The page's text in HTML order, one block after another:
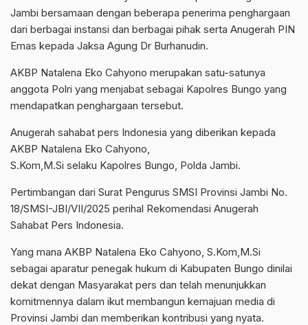
Jambi bersamaan dengan beberapa penerima penghargaan
dari berbagai instansi dan berbagai pihak serta Anugerah PIN
Emas kepada Jaksa Agung Dr Burhanudin.
AKBP Natalena Eko Cahyono merupakan satu-satunya
anggota Polri yang menjabat sebagai Kapolres Bungo yang
mendapatkan penghargaan tersebut.
Anugerah sahabat pers Indonesia yang diberikan kepada
AKBP Natalena Eko Cahyono,
S.Kom,M.Si selaku Kapolres Bungo, Polda Jambi.
Pertimbangan dari Surat Pengurus SMSI Provinsi Jambi No.
18/SMSI-JBI/VII/2025 perihal Rekomendasi Anugerah
Sahabat Pers Indonesia.
Yang mana AKBP Natalena Eko Cahyono, S.Kom,M.Si
sebagai aparatur penegak hukum di Kabupaten Bungo dinilai
dekat dengan Masyarakat pers dan telah menunjukkan
komitmennya dalam ikut membangun kemajuan media di
Provinsi Jambi dan memberikan kontribusi yang nyata.